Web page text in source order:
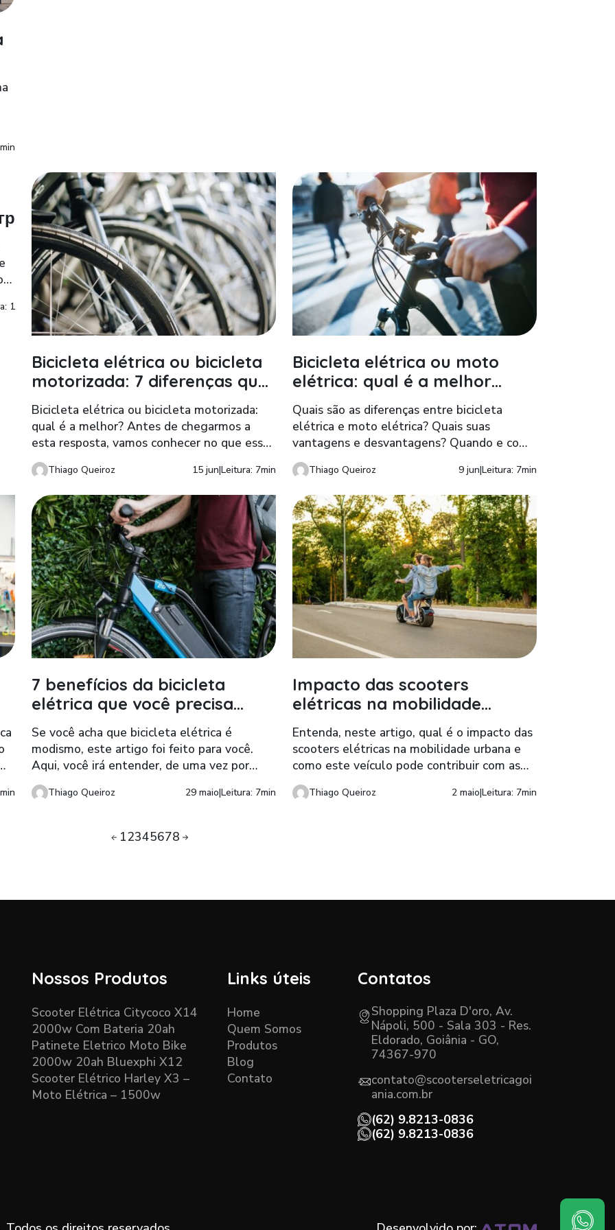
1
Bicicleta elétrica ou bicicleta
motorizada: 7 diferenças que
você precisa conhecer
Bicicleta elétrica ou bicicleta motorizada:
qual é a melhor? Antes de chegarmos a
esta resposta, vamos conhecer no que esses
dois modelos se diferenciam e quais
necessidades cada um atende.
Thiago Queiroz 15 jun|Leitura: 7min
Bicicleta elétrica ou moto
elétrica: qual é a melhor
opção?
Quais são as diferenças entre bicicleta
elétrica e moto elétrica? Quais suas
vantagens e desvantagens? Quando e como
usar cada uma delas? Descubra, neste
artigo, as respostas dessas e de outras
questões relacionadas.
Thiago Queiroz 9 jun|Leitura: 7min
7 benefícios da bicicleta
elétrica que você precisa
conhecer
Se você acha que bicicleta elétrica é
modismo, este artigo foi feito para você.
Aqui, você irá entender, de uma vez por
todas, como este veículo pode ser benéfico
não só para uma locomoção ágil e prática.
Thiago Queiroz 29 maio|Leitura: 7min
Impacto das scooters
elétricas na mobilidade
urbana
Entenda, neste artigo, qual é o impacto das
scooters elétricas na mobilidade urbana e
como este veículo pode contribuir com as
cidades, meio ambiente e qualidade de vida
da população.
Thiago Queiroz 2 maio|Leitura: 7min
Page
1Page
2Page
3Page
4Page
5Page
6Page
7Page
8
Nossos Produtos
Scooter Elétrica Citycoco X14
2000w Com Bateria 20ah
Patinete Eletrico Moto Bike
2000w 20ah Bluexphi X12
Scooter Elétrico Harley X3 –
Moto Elétrica – 1500w
Links úteis
Home
Quem Somos
Produtos
Blog
Contato
Contatos
Shopping Plaza D'oro, Av.
Nápoli, 500 - Sala 303 - Res.
Eldorado, Goiânia - GO,
74367-970
contato@scooterseletricagoi
ania.com.br
(62) 9.8213-0836
(62) 9.8213-0836